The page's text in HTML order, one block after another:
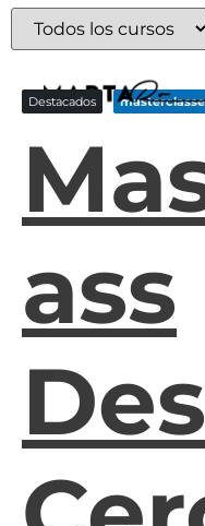
Destacados
Ass